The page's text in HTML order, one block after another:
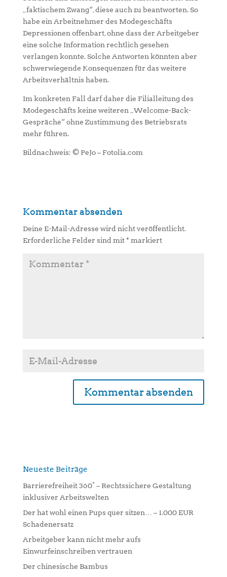
„faktischem Zwang“, diese auch zu beantworten. So
habe ein Arbeitnehmer des Modegeschäfts
Depressionen offenbart, ohne dass der Arbeitgeber
eine solche Information rechtlich gesehen
verlangen konnte. Solche Antworten könnten aber
schwerwiegende Konsequenzen für das weitere
Arbeitsverhältnis haben.
Im konkreten Fall darf daher die Filialleitung des
Modegeschäfts keine weiteren „Welcome-Back-
Gespräche“ ohne Zustimmung des Betriebsrats
mehr führen.
Bildnachweis: © PeJo – Fotolia.com
Kommentar absenden
Deine E-Mail-Adresse wird nicht veröffentlicht.
Erforderliche Felder sind mit* markiert
n
v
e
:
Neueste Beiträge
Barrierefreiheit 360° – Rechtssichere Gestaltung
inklusiver Arbeitswelten
Der hat wohl einen Pups quer sitzen… – 1.000 EUR
Schadenersatz
Arbeitgeber kann nicht mehr aufs
Einwurfeinschreiben vertrauen
Der chinesische Bambus